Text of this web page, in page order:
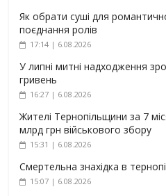
Як обрати суші для
поєднання ролів
17:14 | 6.08.2026
У липні митні надходження
гривень
16:27 | 6.08.2026
Жителі Тернопільщини за 7
млрд грн військового збору
15:31 | 6.08.2026
Смертельна знахідка в
15:07 | 6.08.2026